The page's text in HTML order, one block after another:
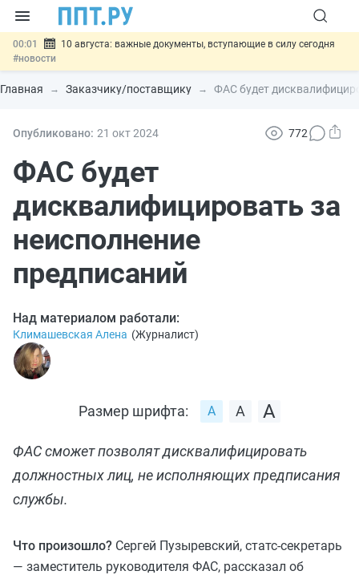
00:01
10 августа: важные документы, вступающие в силу сегодня
#новости
07.08 Подписан закон о блокировке продажи опасных товаров через
«Честный знак»#новости
07.08 Госпошлину за устранение ошибок в документах предлагают
07.08
Важно
отношений #новости
Главная Заказчику/поставщику ФАС будет
Опубликовано: 21 окт2024 772
ФАС будет
дисквалифицировать за
неисполнение
предписаний
Над материалом работали:
Климашевская Алена (Журналист)
Размер шрифта:
ФАС сможет позволят дисквалифицировать
должностных лиц, не исполняющих предписания
службы.
Что произошло? Сергей Пузыревский, статс-секретарь
— заместитель руководителя ФАС, рассказал об